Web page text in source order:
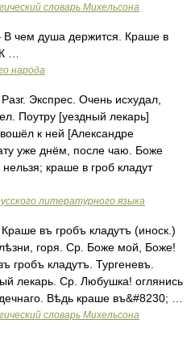
словарь Михельсона
чем душа держится. Краше в
…
народа
Экспрес. Очень исхудал,
Поутру [уездный лекарь]
к ней [Александре
уже днём, после чаю. Боже
краше в гроб кладут
литературного языка
въ гробъ кладутъ (иноск.)
горя. Ср. Боже мой, Боже!
гробъ кладутъ. Тургеневъ.
лекарь. Ср. Любушка! оглянись
Вѣдь краше въ&#8230; …
словарь Михельсона